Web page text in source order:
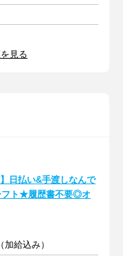
見る
日払い&手渡しなんで
フト★履歴書不要◎オ
給込み）